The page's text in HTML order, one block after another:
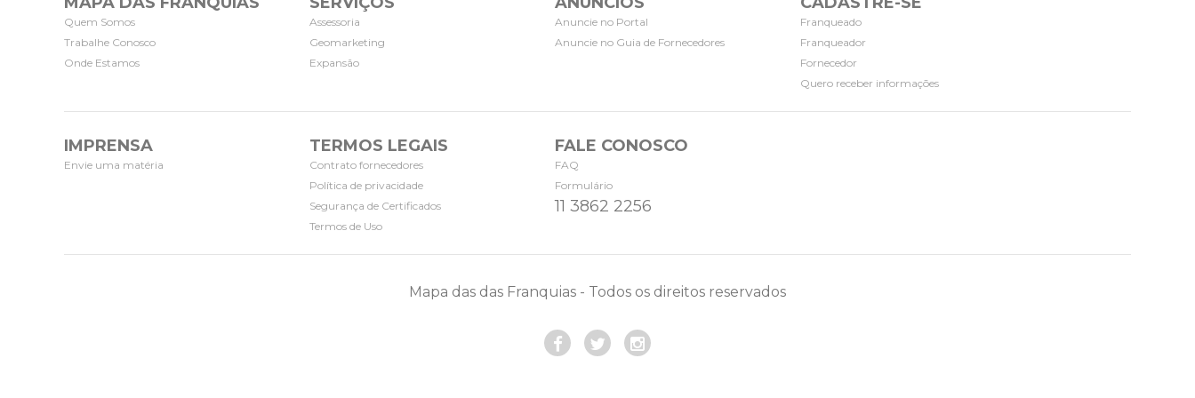
Quem Somos
Trabalhe Conosco
Onde Estamos
Assessoria
Geomarketing
Expansão
Anuncie no Portal
Anuncie no Guia de Fornecedores
Franqueado
Franqueador
Fornecedor
Quero receber informações
IMPRENSA
Envie uma matéria
TERMOS LEGAIS
Contrato fornecedores
Política de privacidade
Segurança de Certificados
Termos de Uso
FALE CONOSCO
FAQ
Formulário
11 3862 2256
Mapa das das Franquias - Todos os direitos reservados